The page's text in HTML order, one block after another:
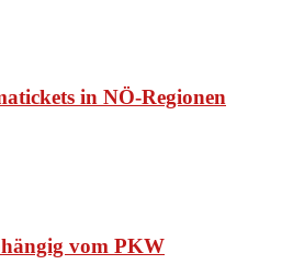
in NÖ-Regionen
vom PKW